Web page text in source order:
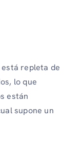
está repleta de
lo que
están
supone un